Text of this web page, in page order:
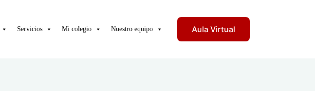
Servicios Mi colegio Nuestro equipo Aula Virtual